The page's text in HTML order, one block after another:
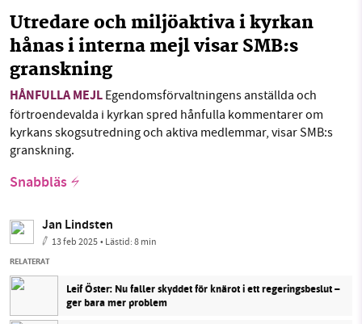
Utredare och miljöaktiva i kyrkan
hånas i interna mejl visar SMB:s
granskning
HÅNFULLA MEJL Egendomsförvaltningens anställda och
förtroendevalda i kyrkan spred hånfulla kommentarer om
kyrkans skogsutredning och aktiva medlemmar, visar SMB:s
granskning.
Snabbläs
Jan Lindsten
13 feb 2025• Lästid:8 min
RELATERAT
Leif Öster: Nu faller skyddet för knärot i ett regeringsbeslut –
ger bara mer problem